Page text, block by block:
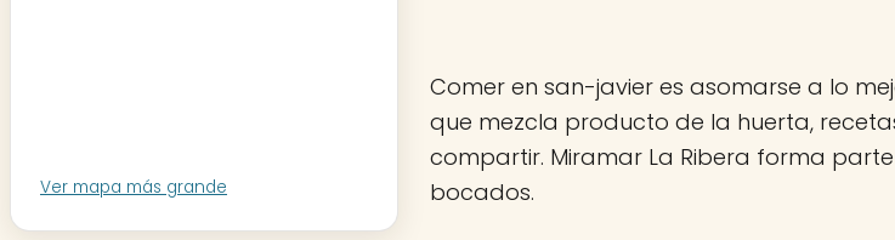
Ver mapa más grande
Comer en san-javier es asomarse a lo
que mezcla producto de la huerta,
compartir. Miramar La Ribera forma
bocados.